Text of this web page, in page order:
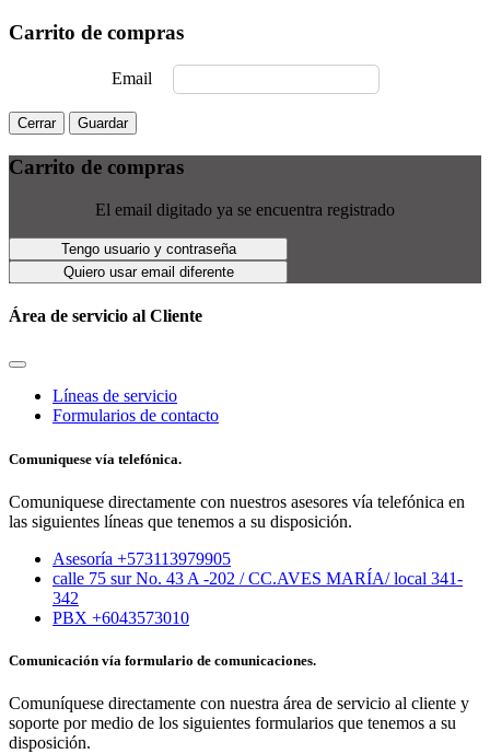
Carrito de compras
Email
Cerrar Guardar
Carrito de compras
El email digitado ya se encuentra registrado
Tengo usuario y contraseña
Quiero usar email diferente
Área de servicio al Cliente
Líneas de servicio
Formularios de contacto
Comuniquese vía telefónica.
Comuniquese directamente con nuestros asesores vía telefónica en
las siguientes líneas que tenemos a su disposición.
Asesoría +573113979905
calle 75 sur No. 43 A -202 / CC.AVES MARÍA/ local 341-
342
PBX +6043573010
Comunicación vía formulario de comunicaciones.
Comuníquese directamente con nuestra área de servicio al cliente y
soporte por medio de los siguientes formularios que tenemos a su
disposición.